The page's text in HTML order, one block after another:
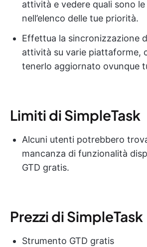
attività e vedere quali sono
nell’elenco delle tue priorità.
Effettua la sincronizzazione
attività su varie piattaforme,
tenerlo aggiornato ovunque
Limiti di SimpleTask
Alcuni utenti potrebbero
mancanza di funzionalità
GTD gratis.
Prezzi di SimpleTask
Strumento GTD gratis